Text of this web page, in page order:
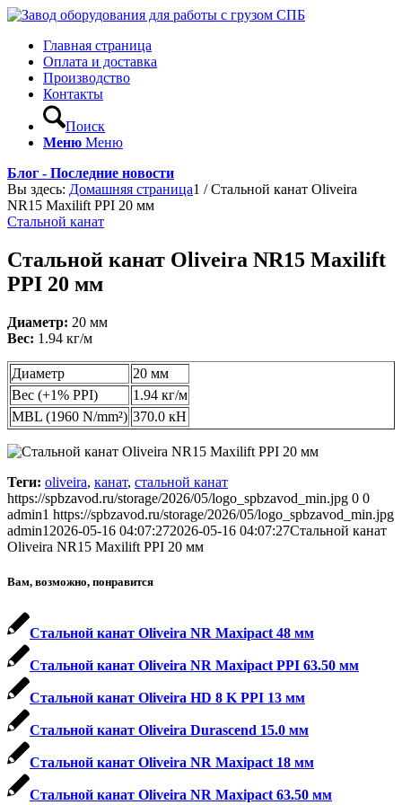
Главная страница
Оплата и доставка
Производство
Контакты
Поиск
Меню Меню
Блог - Последние новости
Вы здесь: Домашняя страница1 / Стальной канат Oliveira
NR15 Maxilift PPI 20 мм
Стальной канат
Стальной канат Oliveira NR15 Maxilift
PPI 20 мм
Диаметр: 20 мм
Вес: 1.94 кг/м
Диаметр
20 мм
Вес (+1% PPI)
1.94 кг/м
MBL (1960 N/mm²) 370.0 кН
Теги: oliveira, канат, стальной канат
https://spbzavod.ru/storage/2026/05/logo_spbzavod_min.jpg 0 0
admin1 https://spbzavod.ru/storage/2026/05/logo_spbzavod_min.jpg
admin1 2026-05-16 04:07:272026-05-16 04:07:27Стальной канат
Oliveira NR15 Maxilift PPI 20 мм
Вам, возможно, понравится
Стальной канат Oliveira NR Maxipact 48 мм
Стальной канат Oliveira NR Maxipact PPI 63.50 мм
Стальной канат Oliveira HD 8 K PPI 13 мм
Стальной канат Oliveira Durascend 15.0 мм
Стальной канат Oliveira NR Maxipact 18 мм
Стальной канат Oliveira NR Maxipact 63.50 мм